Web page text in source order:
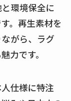
環境保全に
。再生素材を
がら、ラグ
力です。
仕様に特注